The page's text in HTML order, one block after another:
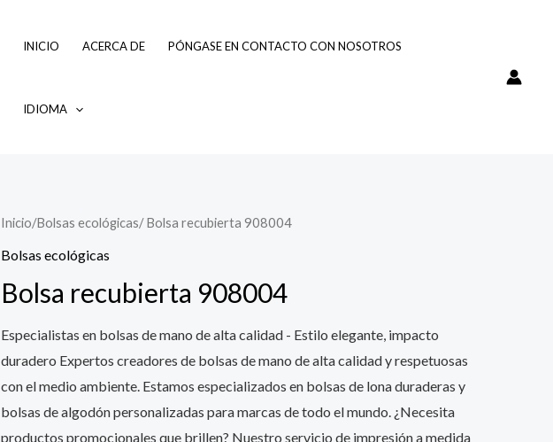
INICIO ACERCA DE PÓNGASE EN CONTACTO CON NOSOTROS
IDIOMA
Inicio/Bolsas ecológicas/ Bolsa recubierta 908004
Bolsas ecológicas
Bolsa recubierta 908004
Especialistas en bolsas de mano de alta calidad - Estilo elegante, impacto
duradero Expertos creadores de bolsas de mano de alta calidad y respetuosas
con el medio ambiente. Estamos especializados en bolsas de lona duraderas y
bolsas de algodón personalizadas para marcas de todo el mundo. ¿Necesita
productos promocionales que brillen? Nuestro servicio de impresión a medida